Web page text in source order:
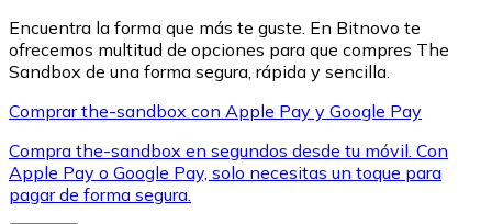
XRP
XRP
Encuentra la forma que más te guste. En Bitnovo te
ofrecemos multitud de opciones para que compres The
Sandbox de una forma segura, rápida y sencilla.
Comprar the-sandbox con Apple Pay y Google Pay
Compra the-sandbox en segundos desde tu móvil. Con
Apple Pay o Google Pay, solo necesitas un toque para
pagar de forma segura.